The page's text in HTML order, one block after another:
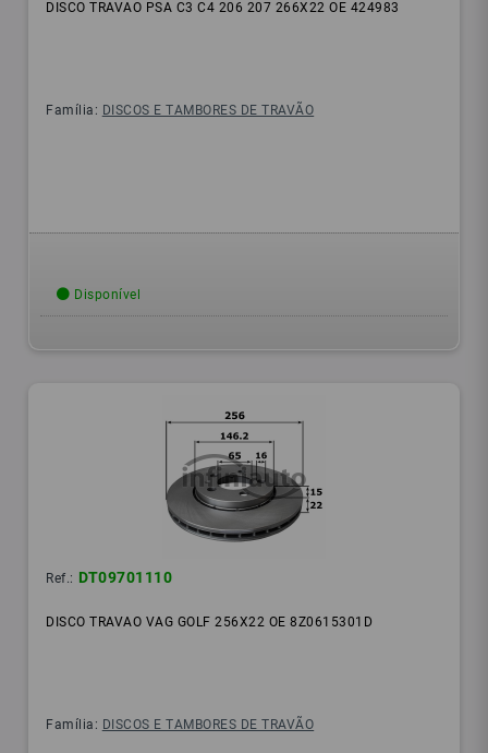
DISCO TRAVAO PSA C3 C4 206 207 266X22 OE 424983
Família: DISCOS E TAMBORES DE TRAVÃO
Disponível
Ref.: DT09701110
DISCO TRAVAO VAG GOLF 256X22 OE 8Z0615301D
Família: DISCOS E TAMBORES DE TRAVÃO